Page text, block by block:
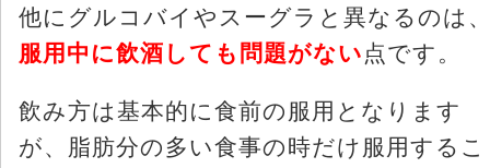
他にグルコバイやスーグラと異なるのは
服用中に飲酒しても問題がない 点です。
飲み方は基本的に食前の服用となります
が、脂肪分の多い食事の時だけ服用するこ